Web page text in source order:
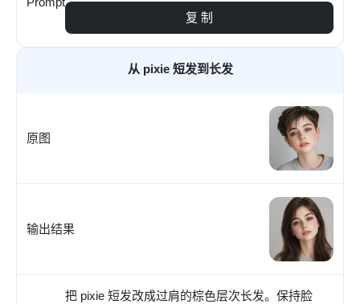
复 制
从 pixie 短发到长发
原图
输出结果
把 pixie 短发改成过肩的棕色层次长发。保持脸